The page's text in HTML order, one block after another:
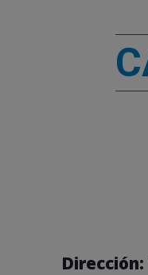
Dirección: